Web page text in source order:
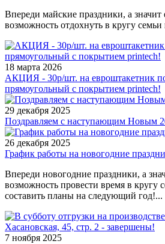
Впереди майские праздники, а значит
возможность отдохнуть в кругу семьи
18 марта 2026
АКЦИЯ - 30р/шт. на евроштакетник
прямоугольный с покрытием printech!
29 декабря 2025
Поздравляем с наступающим Новым
26 декабря 2025
График работы на новогодние
Впереди новогодние праздники, а
возможность провести время в кругу
составить планы на следующий год!...
7 ноября 2025